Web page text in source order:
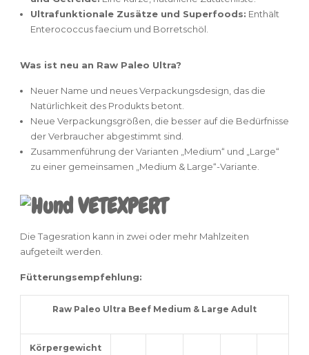
Ultrafunktionale Zusätze und Superfoods: Enthält
Enterococcus faecium und Borretschöl.
Was ist neu an Raw Paleo Ultra?
Neuer Name und neues Verpackungsdesign, das die
Natürlichkeit des Produkts betont.
Neue Verpackungsgrößen, die besser auf die Bedürfnisse
der Verbraucher abgestimmt sind.
Zusammenführung der Varianten „Medium“ und „Large“
zu einer gemeinsamen „Medium & Large“-Variante.
Die Tagesration kann in zwei oder mehr Mahlzeiten
aufgeteilt werden.
Fütterungsempfehlung:
Raw Paleo Ultra Beef Medium & Large Adult
Körpergewicht